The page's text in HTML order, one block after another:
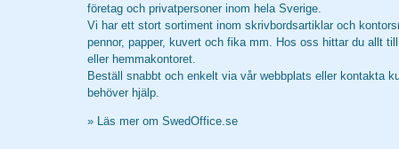
företag och privatpersoner inom hela Sverige.
Vi har ett stort sortiment inom skrivbordsartiklar och
pennor, papper, kuvert och fika mm. Hos oss hittar du allt
eller hemmakontoret.
Beställ snabbt och enkelt via vår webbplats eller kontakta
behöver hjälp.
» Läs mer om SwedOffice.se